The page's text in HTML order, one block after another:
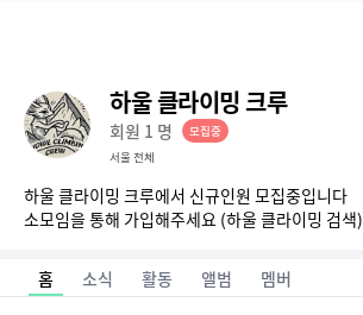
하울 클라이밍 크루
회원 1 명
모집중
서울 전체
하울 클라이밍 크루에서 신규인원 모집중입니다
소모임을 통해 가입해주세요 (하울 클라이밍 검색)
홈 소식 활동 앨범 멤버